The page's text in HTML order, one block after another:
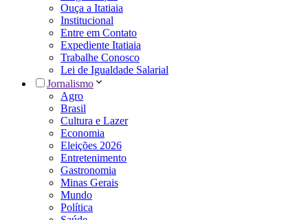
Ouça a Itatiaia
Institucional
Entre em Contato
Expediente Itatiaia
Trabalhe Conosco
Lei de Igualdade Salarial
Jornalismo
Agro
Brasil
Cultura e Lazer
Economia
Eleições 2026
Entretenimento
Gastronomia
Minas Gerais
Mundo
Política